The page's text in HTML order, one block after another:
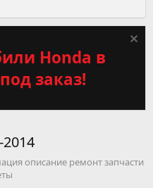
Honda в
заказ!
2014
описание ремонт запчасти